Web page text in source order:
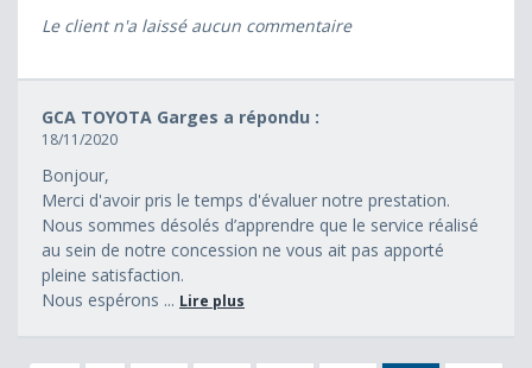
Le client n'a laissé aucun commentaire
GCA TOYOTA Garges a répondu :
18/11/2020
Bonjour,
Merci d'avoir pris le temps d'évaluer notre prestation.
Nous sommes désolés d’apprendre que le service réalisé
au sein de notre concession ne vous ait pas apporté
pleine satisfaction.
Nous espérons ... Lire plus